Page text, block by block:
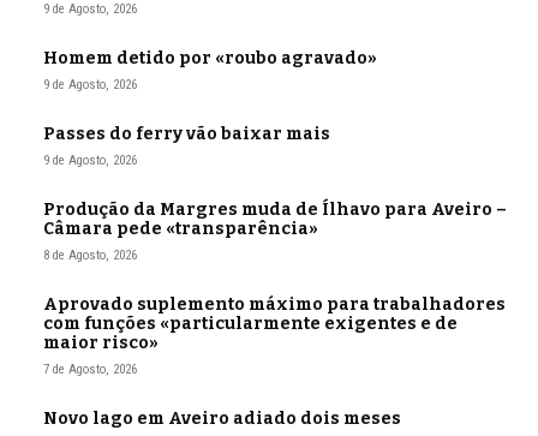
9 de Agosto, 2026
Homem detido por «roubo agravado»
9 de Agosto, 2026
Passes do ferry vão baixar mais
9 de Agosto, 2026
Produção da Margres muda de Ílhavo para Aveiro –
Câmara pede «transparência»
8 de Agosto, 2026
Aprovado suplemento máximo para trabalhadores
com funções «particularmente exigentes e de
maior risco»
7 de Agosto, 2026
Novo lago em Aveiro adiado dois meses